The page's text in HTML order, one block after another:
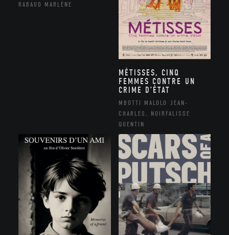
RABAUD MARLÈNE
MÉTISSES, CINQ
FEMMES CONTRE UN
CRIME D’ÉTAT
MBOTTI MALOLO JEAN-
CHARLES, NOIRFALISSE
QUENTIN